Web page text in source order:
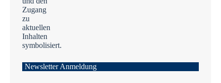
Newsletter Anmeldung